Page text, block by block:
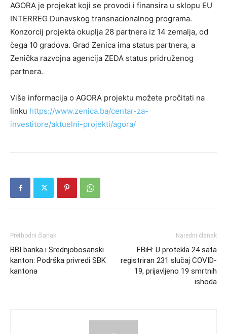
AGORA je projekat koji se provodi i finansira u sklopu EU
INTERREG Dunavskog transnacionalnog programa.
Konzorcij projekta okuplja 28 partnera iz 14 zemalja, od
čega 10 gradova. Grad Zenica ima status partnera, a
Zenička razvojna agencija ZEDA status pridruženog
partnera.
Više informacija o AGORA projektu možete pročitati na
linku https://www.zenica.ba/centar-za-
investitore/aktuelni-projekti/agora/
Prethodni članak
BBI banka i Srednjobosanski
kanton: Podrška privredi SBK
kantona
Naredni članak
FBiH: U protekla 24 sata
registriran 231 slučaj COVID-
19, prijavljeno 19 smrtnih
ishoda